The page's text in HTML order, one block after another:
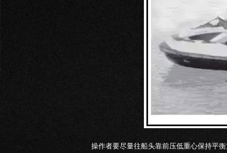
操作者要尽量往船头靠前压低重心保持平